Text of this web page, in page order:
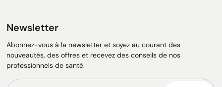
Newsletter
Abonnez-vous à la newsletter et soyez au courant des
nouveautés, des offres et recevez des conseils de nos
professionnels de santé.